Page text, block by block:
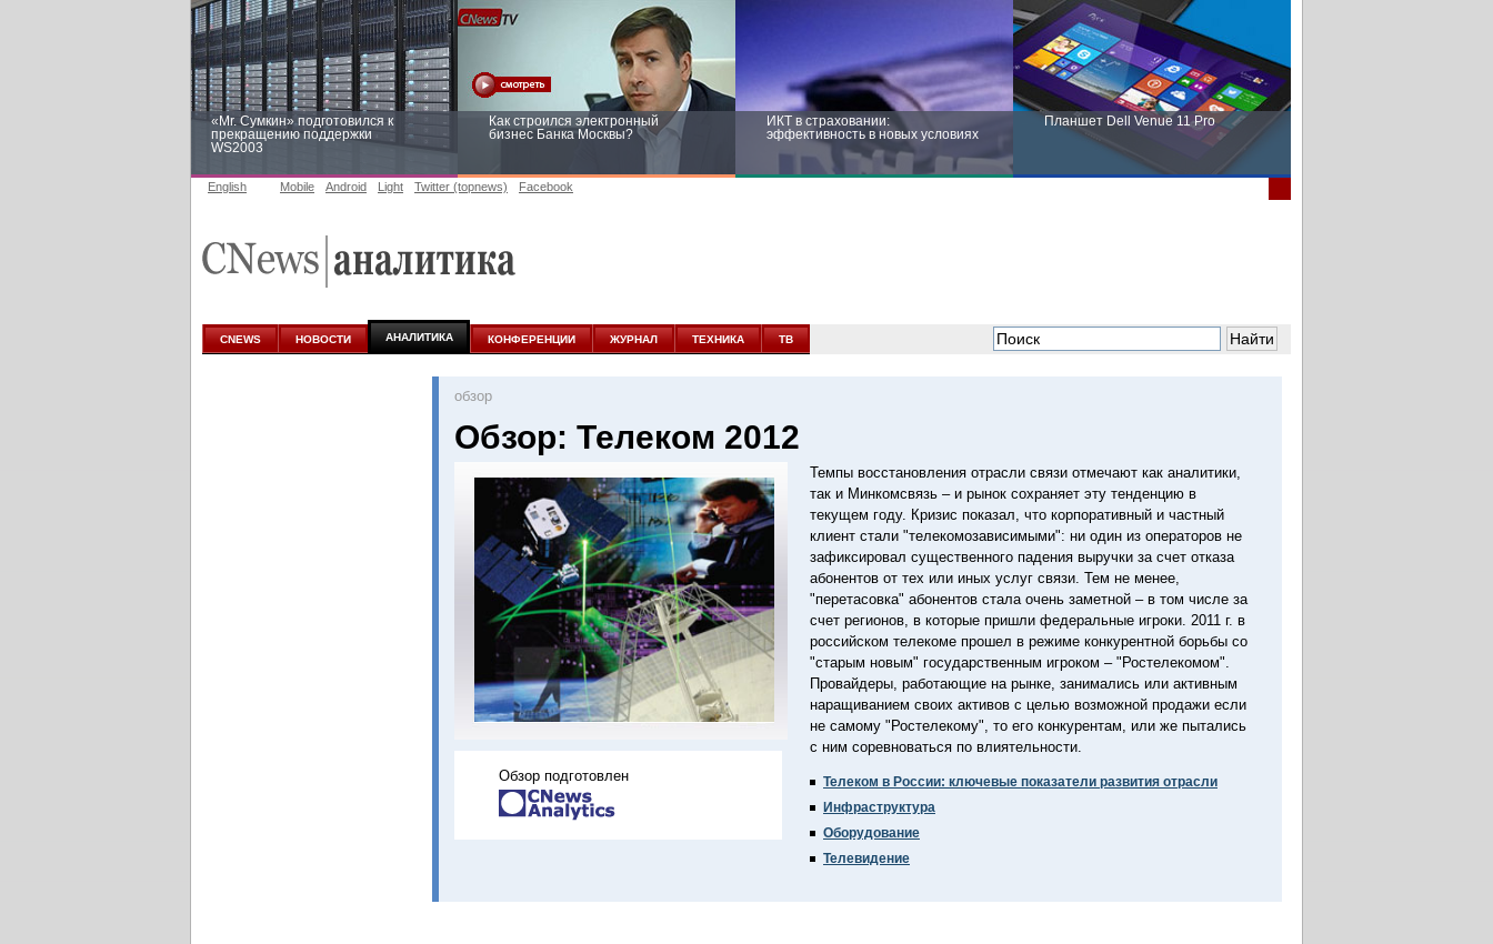
«Mr. Сумкин» подготовился к
прекращению поддержки
WS2003
Как строился электронный
бизнес Банка Москвы?
ИКТ в страховании:
эффективность в новых условиях
Планшет Dell Venue 11 Pro
аналитике
новых условиях
English Mobile Android Light Twitter (topnews) Facebook
CNEWS НОВОСТИ АНАЛИТИКА КОНФЕРЕНЦИИ ЖУРНАЛ ТЕХНИКА ТВ
oбзор
Обзор: Телеком 2012
Обзор подготовлен
Темпы восстановления отрасли связи отмечают как аналитики,
так и Минкомсвязь – и рынок сохраняет эту тенденцию в
текущем году. Кризис показал, что корпоративный и частный
клиент стали "телекомозависимыми": ни один из операторов не
зафиксировал существенного падения выручки за счет отказа
абонентов от тех или иных услуг связи. Тем не менее,
"перетасовка" абонентов стала очень заметной – в том числе за
счет регионов, в которые пришли федеральные игроки. 2011 г. в
российском телекоме прошел в режиме конкурентной борьбы со
"старым новым" государственным игроком – "Ростелекомом".
Провайдеры, работающие на рынке, занимались или активным
наращиванием своих активов с целью возможной продажи если
не самому "Ростелекому", то его конкурентам, или же пытались
с ним соревноваться по влиятельности.
Телеком в России: ключевые показатели развития отрасли
Инфраструктура
Оборудование
Телевидение